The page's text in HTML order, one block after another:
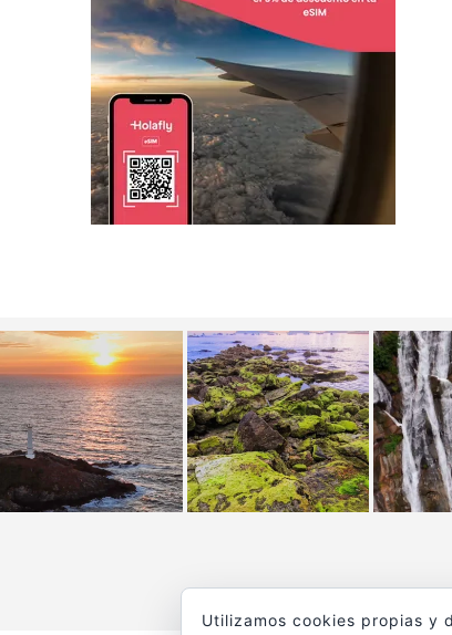
Utilizamos cookies propias y